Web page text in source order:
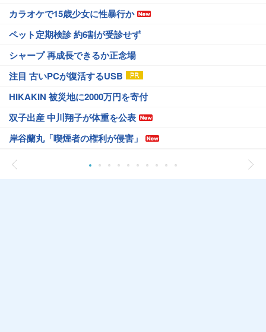
カラオケで15歳少女に性暴行か
ペット定期検診 約6割が受診せず
シャープ 再成長できるか正念場
注目 古いPCが復活するUSB
HIKAKIN 被災地に2000万円を寄付
双子出産 中川翔子が体重を公表
岸谷蘭丸「喫煙者の権利が侵害」